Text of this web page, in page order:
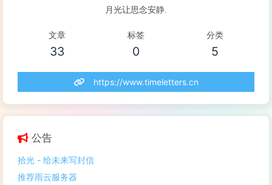
月光让思念安静.
文章
33
标签
0
分类
5
https://www.timeletters.cn
公告
拾光 - 给未来写封信
推荐雨云服务器